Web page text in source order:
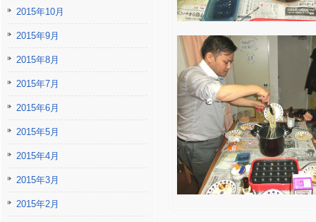
2015年10月
2015年9月
2015年8月
2015年7月
2015年6月
2015年5月
2015年4月
2015年3月
2015年2月